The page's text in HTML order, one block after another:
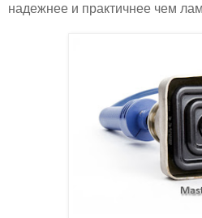
надежнее и практичнее чем